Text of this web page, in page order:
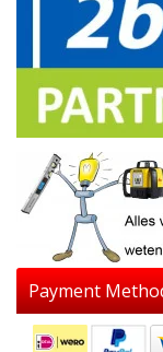
Payment